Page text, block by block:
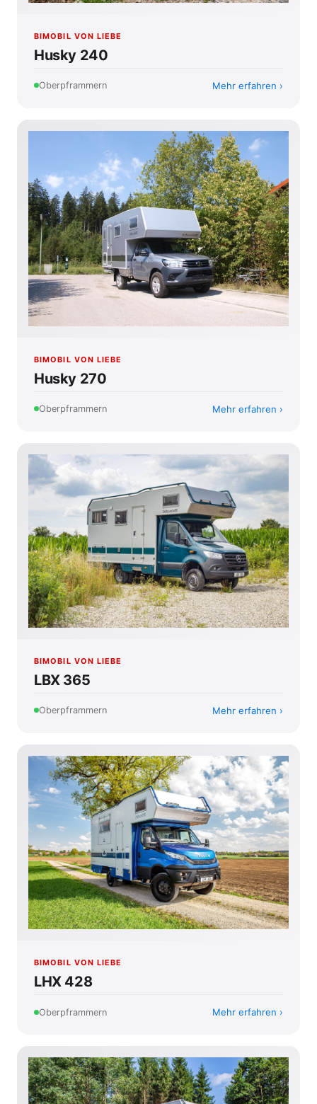
BIMOBIL VON LIEBE
Husky 240
Oberpframmern Mehr erfahren
BIMOBIL VON LIEBE
Husky 270
Oberpframmern Mehr erfahren
BIMOBIL VON LIEBE
LBX 365
Oberpframmern Mehr erfahren
BIMOBIL VON LIEBE
LHX 428
Oberpframmern Mehr erfahren